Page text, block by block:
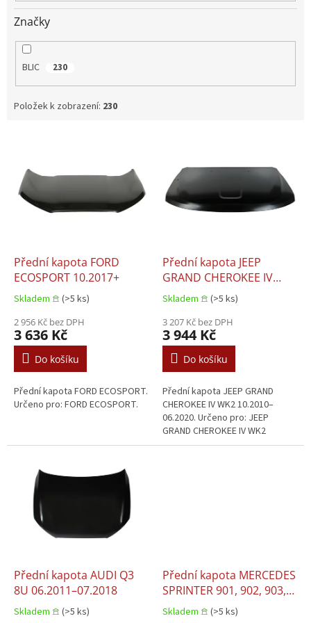
Značky
BLIC 230
Položek k zobrazení: 230
ů
Přední kapota FORD
ECOSPORT 10.2017+
Skladem 𖠿 (>5 ks)
2 956 Kč bez DPH
3 636 Kč
Do košíku
Přední kapota FORD ECOSPORT.
Určeno pro: FORD ECOSPORT.
Přední kapota JEEP
GRAND CHEROKEE IV
WK2 10.2010–06.2020
Skladem 𖠿 (>5 ks)
3 207 Kč bez DPH
3 944 Kč
Do košíku
Přední kapota JEEP GRAND
CHEROKEE IV WK2 10.2010–
06.2020. Určeno pro: JEEP
GRAND CHEROKEE IV WK2
10.2010–06.2020.
Přední kapota AUDI Q3
8U 06.2011–07.2018
Skladem 𖠿 (>5 ks)
Přední kapota MERCEDES
SPRINTER 901, 902, 903,
904, 905 04.2000–05.2006
Skladem 𖠿 (>5 ks)